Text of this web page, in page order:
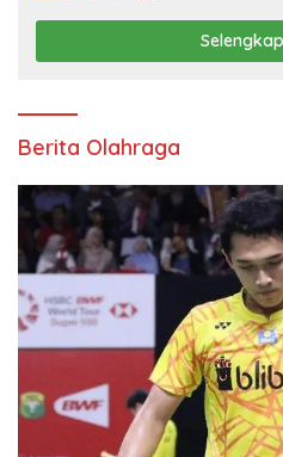
Berita Olahraga